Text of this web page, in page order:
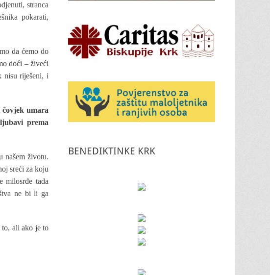
stranca
pokarati,
da ćemo do
doći – živeći
nisu riješeni, i
umara
prema
našem životu.
sreći za koju
milosrđe tada
ne bi li ga
to, ali ako je to
BENEDIKTINKE KRK